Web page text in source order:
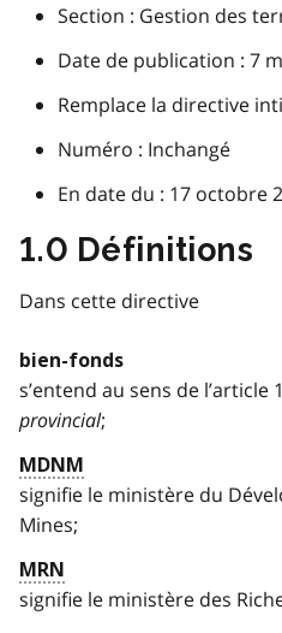
Section : Gestion des
Date de publication : 7
Remplace la directive
Numéro : Inchangé
En date du : 17 octobre
1.0 Définitions
Dans cette directive
bien-fonds
s’entend au sens de l’article
provincial;
MDNM
signifie le ministère du
Mines;
MRN
signifie le ministère des